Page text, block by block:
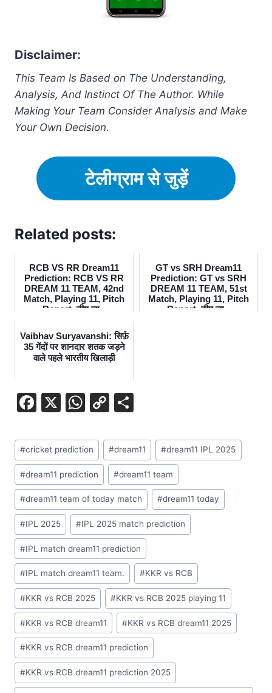
Disclaimer:
This Team Is Based on The Understanding,
Analysis, And Instinct Of The Author. While
Making Your Team Consider Analysis and Make
Your Own Decision.
टेलीग्राम से जुड़ें
Related posts:
RCB VS RR Dream11
Prediction: RCB VS RR
DREAM 11 TEAM, 42nd
Match, Playing 11, Pitch
Report, टीम न्य...
GT vs SRH Dream11
Prediction: GT vs SRH
DREAM 11 TEAM, 51st
Match, Playing 11, Pitch
Report, टीम न्य...
Vaibhav Suryavanshi: सिर्फ़
35 गेंदों पर शानदार शतक जड़ने
वाले पहले भारतीय खिलाड़ी
F
c
e
b
o
o
k
X
W
at
s
A
p
p
C
p
y
Li
n
k
ar
e
#cricket prediction #dream11 #dream11 IPL 2025
#dream11 prediction #dream11 team
#dream11 team of today match #dream11 today
#IPL 2025 #IPL 2025 match prediction
#IPL match dream11 prediction
#IPL match dream11 team. #KKR vs RCB
#KKR vs RCB 2025 #KKR vs RCB 2025 playing 11
#KKR vs RCB dream11 #KKR vs RCB dream11 2025
#KKR vs RCB dream11 prediction
#KKR vs RCB dream11 prediction 2025